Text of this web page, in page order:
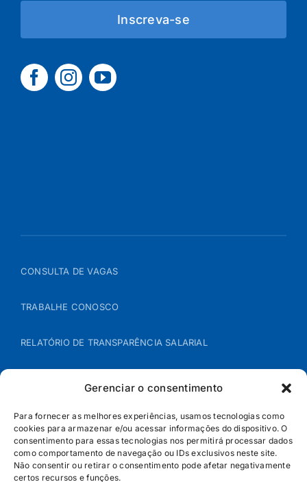
Gerenciar o consentimento
Para fornecer as melhores experiências, usamos tecnologias como
cookies para armazenar e/ou acessar informações do dispositivo. O
consentimento para essas tecnologias nos permitirá processar dados
como comportamento de navegação ou IDs exclusivos neste site.
Não consentir ou retirar o consentimento pode afetar negativamente
certos recursos e funções.
Inscreva-se
CONSULTA DE VAGAS
TRABALHE CONOSCO
RELATÓRIO DE TRANSPARÊNCIA SALARIAL
POLÍTICA DE COOKIES
POLÍTICA DE PRIVACIDADE